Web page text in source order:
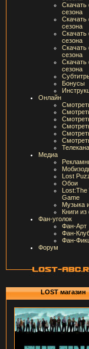
Скачать
сезона
Скачать
сезона
Скачать
сезона
Скачать
сезона
Скачать
сезона
Бонусы
Онлайн
Медиа
Lost
Обои
Lost:The
Game
Музыка
Книги
Фан-уголок
Фан-Арт
Фан-
Фан-
Форум
LOST магазин